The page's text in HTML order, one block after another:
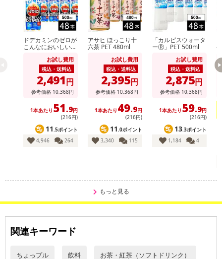
■原材料：緑茶（鹿児島県)・酸化防止剤（ビタミンC）
■原産国:日本
採水地：静岡県
■栄養成分表示（100ml当たり）
エネルギー：0kcal
タンパク質：0g
炭水化物：0g
食塩相当量：0.02g
保存方法 ※直射日光及び高温多湿な場所を避けて保存し、
・賞味期限：製造から9か月(キャップに記載)
・原産国（最終加工地）：日本
・注意事項：
えさせていただいております。
ドデカミンのゼロが
こんなにおいしいわ
お試し費用
税込・送料込
2,491円
参考価格 10,368円
1本あたり 51.9円
(216円)
11.5ポイント
4,946
264
アサヒ ほっこり十
六茶 PET 480ml
お試し費用
税込・送料込
2,395円
参考価格 10,368円
1本あたり 49.9円
(216円)
11.0ポイント
3,340
115
「カルピスウォータ
ーⓇ」PET 500ml
お試し費用
税込・送料込
2,875円
参考価格 10,368円
1本あたり 59.9円
(216円)
13.3ポイント
1,184
4
もっと見る
関連キーワード
ちょっプル 飲料 お茶・紅茶（ソフトドリンク）